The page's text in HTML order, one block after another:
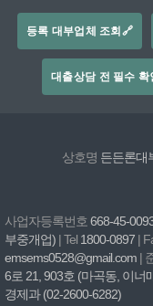
등록 대부업체 조회🔗
대출상담 전 필수 확
상호명 든든론대
사업자등록번호 668-45-
부중개업) | Tel 1800-0897 |
emsems0528@gmail.com |
6로 21, 903호 (마곡동, 이너
경제과 (02-2600-6282)